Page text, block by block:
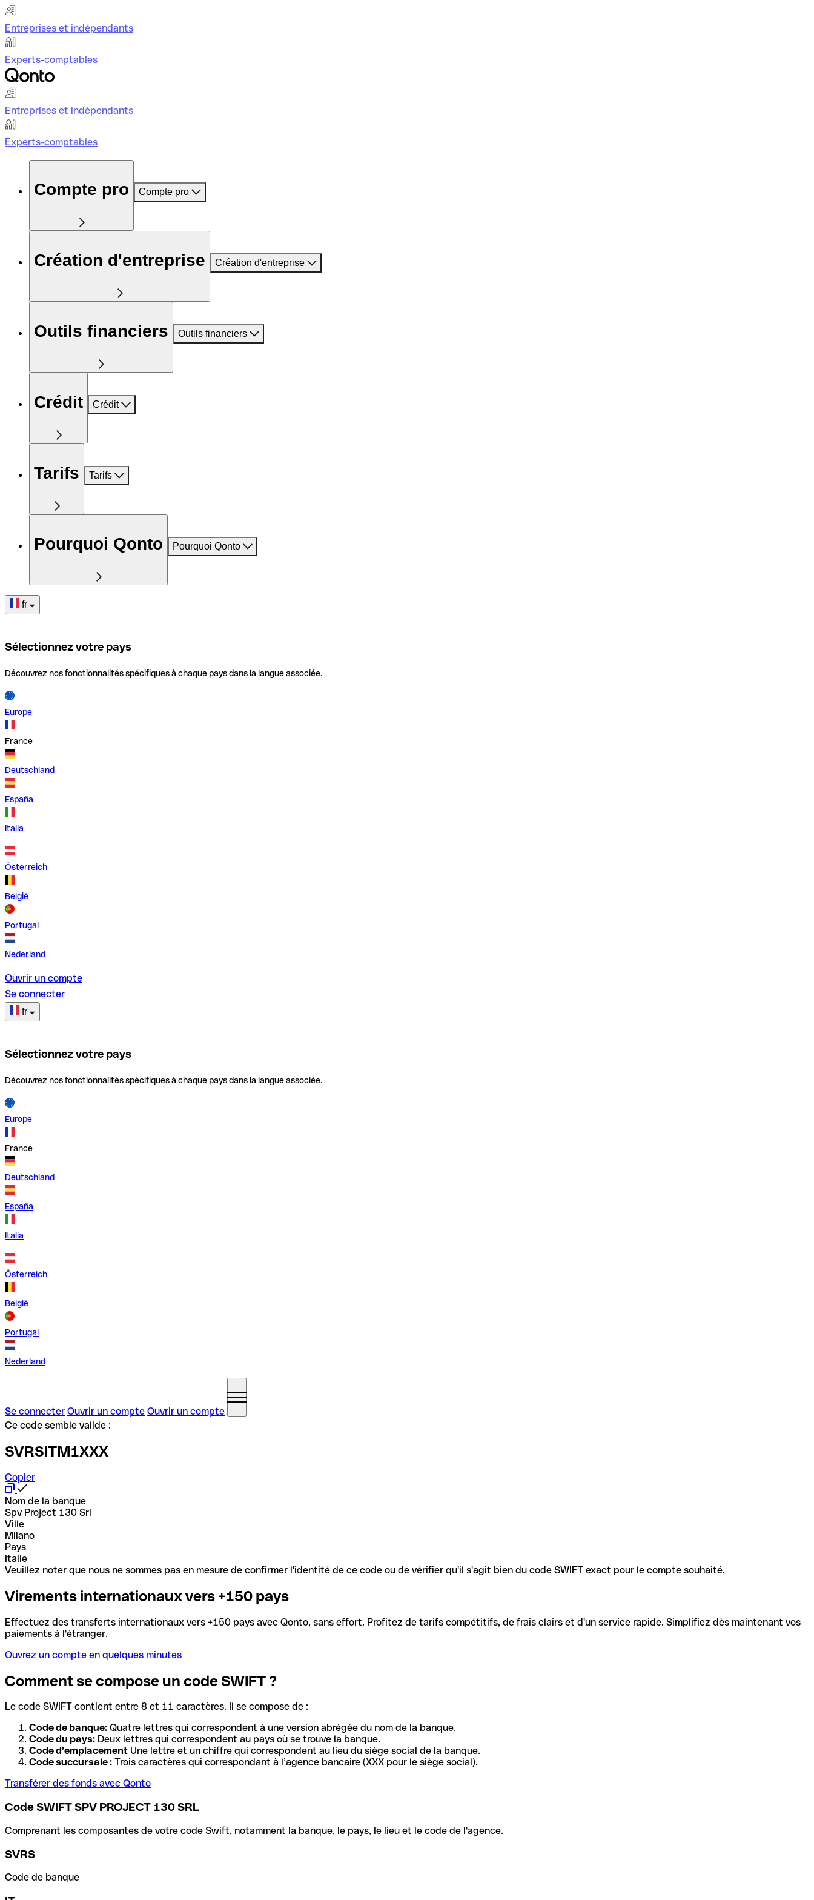
Entreprises et indépendants
Experts-comptables
Entreprises et indépendants
Experts-comptables
Compte pro Compte pro
Création d'entreprise Création d'entreprise
Outils financiers Outils financiers
Crédit Crédit
Tarifs Tarifs
Pourquoi Qonto Pourquoi Qonto
fr
Sélectionnez votre pays
Découvrez nos fonctionnalités spécifiques à chaque pays dans la langue associée.
Europe
France
Deutschland
España
Italia
Österreich
België
Portugal
Nederland
Ouvrir un compte
Se connecter
fr
Sélectionnez votre pays
Découvrez nos fonctionnalités spécifiques à chaque pays dans la langue associée.
Europe
France
Deutschland
España
Italia
Österreich
België
Portugal
Nederland
Se connecter Ouvrir un compte Ouvrir un compte
Ce code semble valide :
SVRSITM1XXX
Copier
Nom de la banque
Spv Project 130 Srl
Ville
Milano
Pays
Italie
Veuillez noter que nous ne sommes pas en mesure de confirmer l'identité de ce code ou de vérifier qu'il s'agit bien du code SWIFT exact pour le compte souhaité.
Virements internationaux vers +150 pays
Effectuez des transferts internationaux vers +150 pays avec Qonto, sans effort. Profitez de tarifs compétitifs, de frais clairs et d'un service rapide. Simplifiez dès maintenant vos
paiements à l'étranger.
Ouvrez un compte en quelques minutes
Comment se compose un code SWIFT ?
Le code SWIFT contient entre 8 et 11 caractères. Il se compose de :
Code de banque: Quatre lettres qui correspondent à une version abrégée du nom de la banque.
Code du pays: Deux lettres qui correspondent au pays où se trouve la banque.
Code d’emplacement Une lettre et un chiffre qui correspondent au lieu du siège social de la banque.
Code succursale : Trois caractères qui correspondant à l’agence bancaire (XXX pour le siège social).
Transférer des fonds avec Qonto
Code SWIFT SPV PROJECT 130 SRL
Comprenant les composantes de votre code Swift, notamment la banque, le pays, le lieu et le code de l'agence.
SVRS
Code de banque